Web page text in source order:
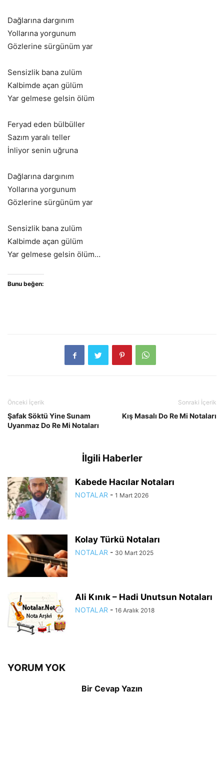
Dağlarına dargınım
Yollarına yorgunum
Gözlerine sürgünüm yar
Sensizlik bana zulüm
Kalbimde açan gülüm
Yar gelmese gelsin ölüm
Feryad eden bülbüller
Sazım yaralı teller
İnliyor senin uğruna
Dağlarına dargınım
Yollarına yorgunum
Gözlerine sürgünüm yar
Sensizlik bana zulüm
Kalbimde açan gülüm
Yar gelmese gelsin ölüm…
Bunu beğen:
Önceki İçerik
Şafak Söktü Yine Sunam
Uyanmaz Do Re Mi Notaları
Sonraki İçerik
Kış Masalı Do Re Mi Notaları
İlgili Haberler
Kabede Hacılar Notaları
NOTALAR - 1 Mart 2026
Kolay Türkü Notaları
NOTALAR - 30 Mart 2025
Ali Kınık – Hadi Unutsun Notaları
NOTALAR - 16 Aralık 2018
YORUM YOK
Bir Cevap Yazın